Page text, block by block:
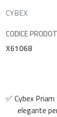
CYBEX
CODICE
X61068
✅ Cybex
elegante